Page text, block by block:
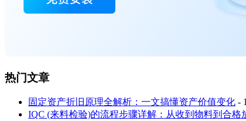
热门文章
固定资产折旧原理全解析：一文搞懂资产价值变化 -
IQC (来料检验)的流程步骤详解：从收到物料到合格